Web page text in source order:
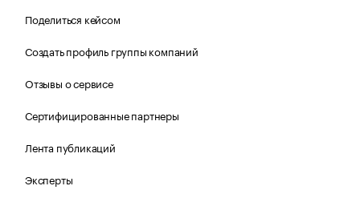
Поделиться кейсом
Создать профиль группы компаний
Отзывы о сервисе
Сертифицированные партнеры
Лента публикаций
Эксперты